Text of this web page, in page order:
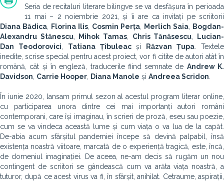
Seria de recitaluri literare bilingve se va desfășura în perioada
11 mai – 2 noiembrie 2021, și îi are ca invitați pe scriitorii
Diana Bădica
Florina Ilis Cosmin Perța Merlich Saia
Bogdan-
Alexandru Stănescu, Mihok Tamas Chris Tănăsescu
Lucian-
Dan Teodorovici
Tatiana Țîbuleacși Răzvan Țupa . Textele
inedite, scrise special pentru acest proiect, vor fi citite de autori atât în
română, cât și în engleză, traducerile fiind semnate de Andrew K.
Davidson Carrie Hooper Diana Manole și Andreea Scridon
În iunie 2020, lansam primul sezon al acestul program literar online,
cu participarea unora dintre cei mai importanți autori români
contemporani, care își imaginau, în scrieri de proză, eseu sau poezie,
cum se va vindeca această lume și cum viața o va lua de la capăt.
De-abia acum sfârșitul pandemiei începe să devină palpabil, însă
existența noastră viitoare, marcată de o experiență tragică, este, încă,
de domeniul imaginației. De aceea, ne-am decis să rugăm un nou
contingent de scriitori se gândească cum va arăta viața noastră, a
tuturor, după ce acest virus va fi, în sfârșit, anihilat. Cetraume, aspirații,